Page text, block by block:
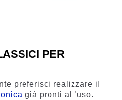
PER
preferisci realizzare il
già pronti all’uso.